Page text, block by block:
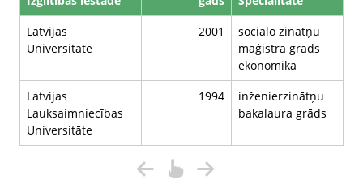
Latvijas
Universitāte
2001
sociālo zinātņu
maģistra grāds
ekonomikā
Latvijas
Lauksaimniecības
Universitāte
1994
inženierzinātņu
bakalaura grāds